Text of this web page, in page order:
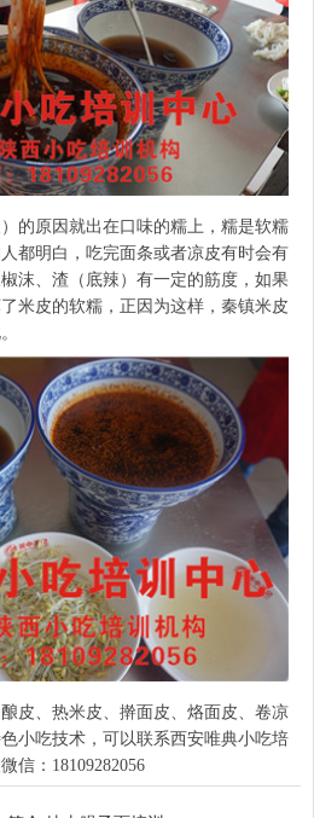
的原因就出在口味的糯上，糯是软糯
都明白，吃完面条或者凉皮有时会有
沫、渣（底辣）有一定的筋度，如果
米皮的软糯，正因为这样，秦镇米皮
皮、热米皮、擀面皮、烙面皮、卷凉
小吃技术，可以联系西安唯典小吃培
信：18109282056